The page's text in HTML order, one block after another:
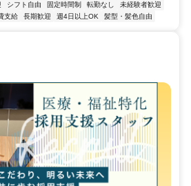
シフト自由 固定時間制 転勤なし
未経験者歓迎
支給 長期歓迎 週4日以上OK 髪型・髪色自由